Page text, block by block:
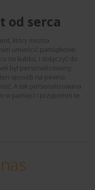
od serca
który można
umieścić pamiątkowe
na kubku, i dołączyć do
był personalizowany,
ten sposób na pewno
A tak personalizowana
w pamięci i przypomni te